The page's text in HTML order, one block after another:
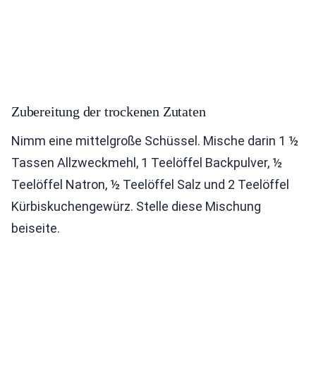
Zubereitung der trockenen Zutaten
Nimm eine mittelgroße Schüssel. Mische darin 1 ½
Tassen Allzweckmehl, 1 Teelöffel Backpulver, ½
Teelöffel Natron, ½ Teelöffel Salz und 2 Teelöffel
Kürbiskuchengewürz. Stelle diese Mischung
beiseite.